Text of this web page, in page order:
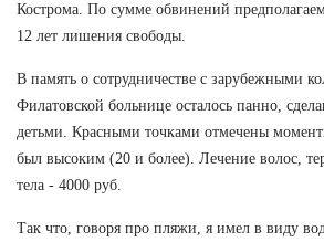
Кострома. По сумме обвинений
12 лет лишения свободы.
В память о сотрудничестве с зарубежными
Филатовской больнице осталось панно,
детьми. Красными точками отмечены
был высоким (20 и более). Лечение волос,
тела - 4000 руб.
Так что, говоря про пляжи, я имел в виду